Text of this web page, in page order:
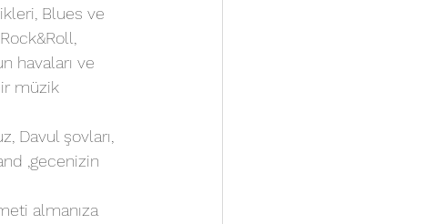
Blues ve
havaları ve
müzik
Davul şovları,
,gecenizin
almanıza